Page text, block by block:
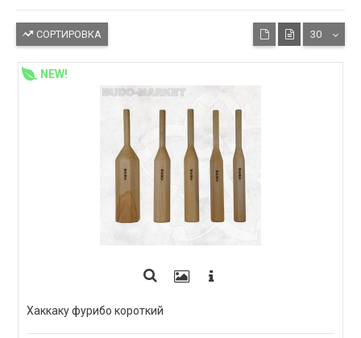
СОРТИРОВКА 30
NEW!
Хаккаку фурибо короткий